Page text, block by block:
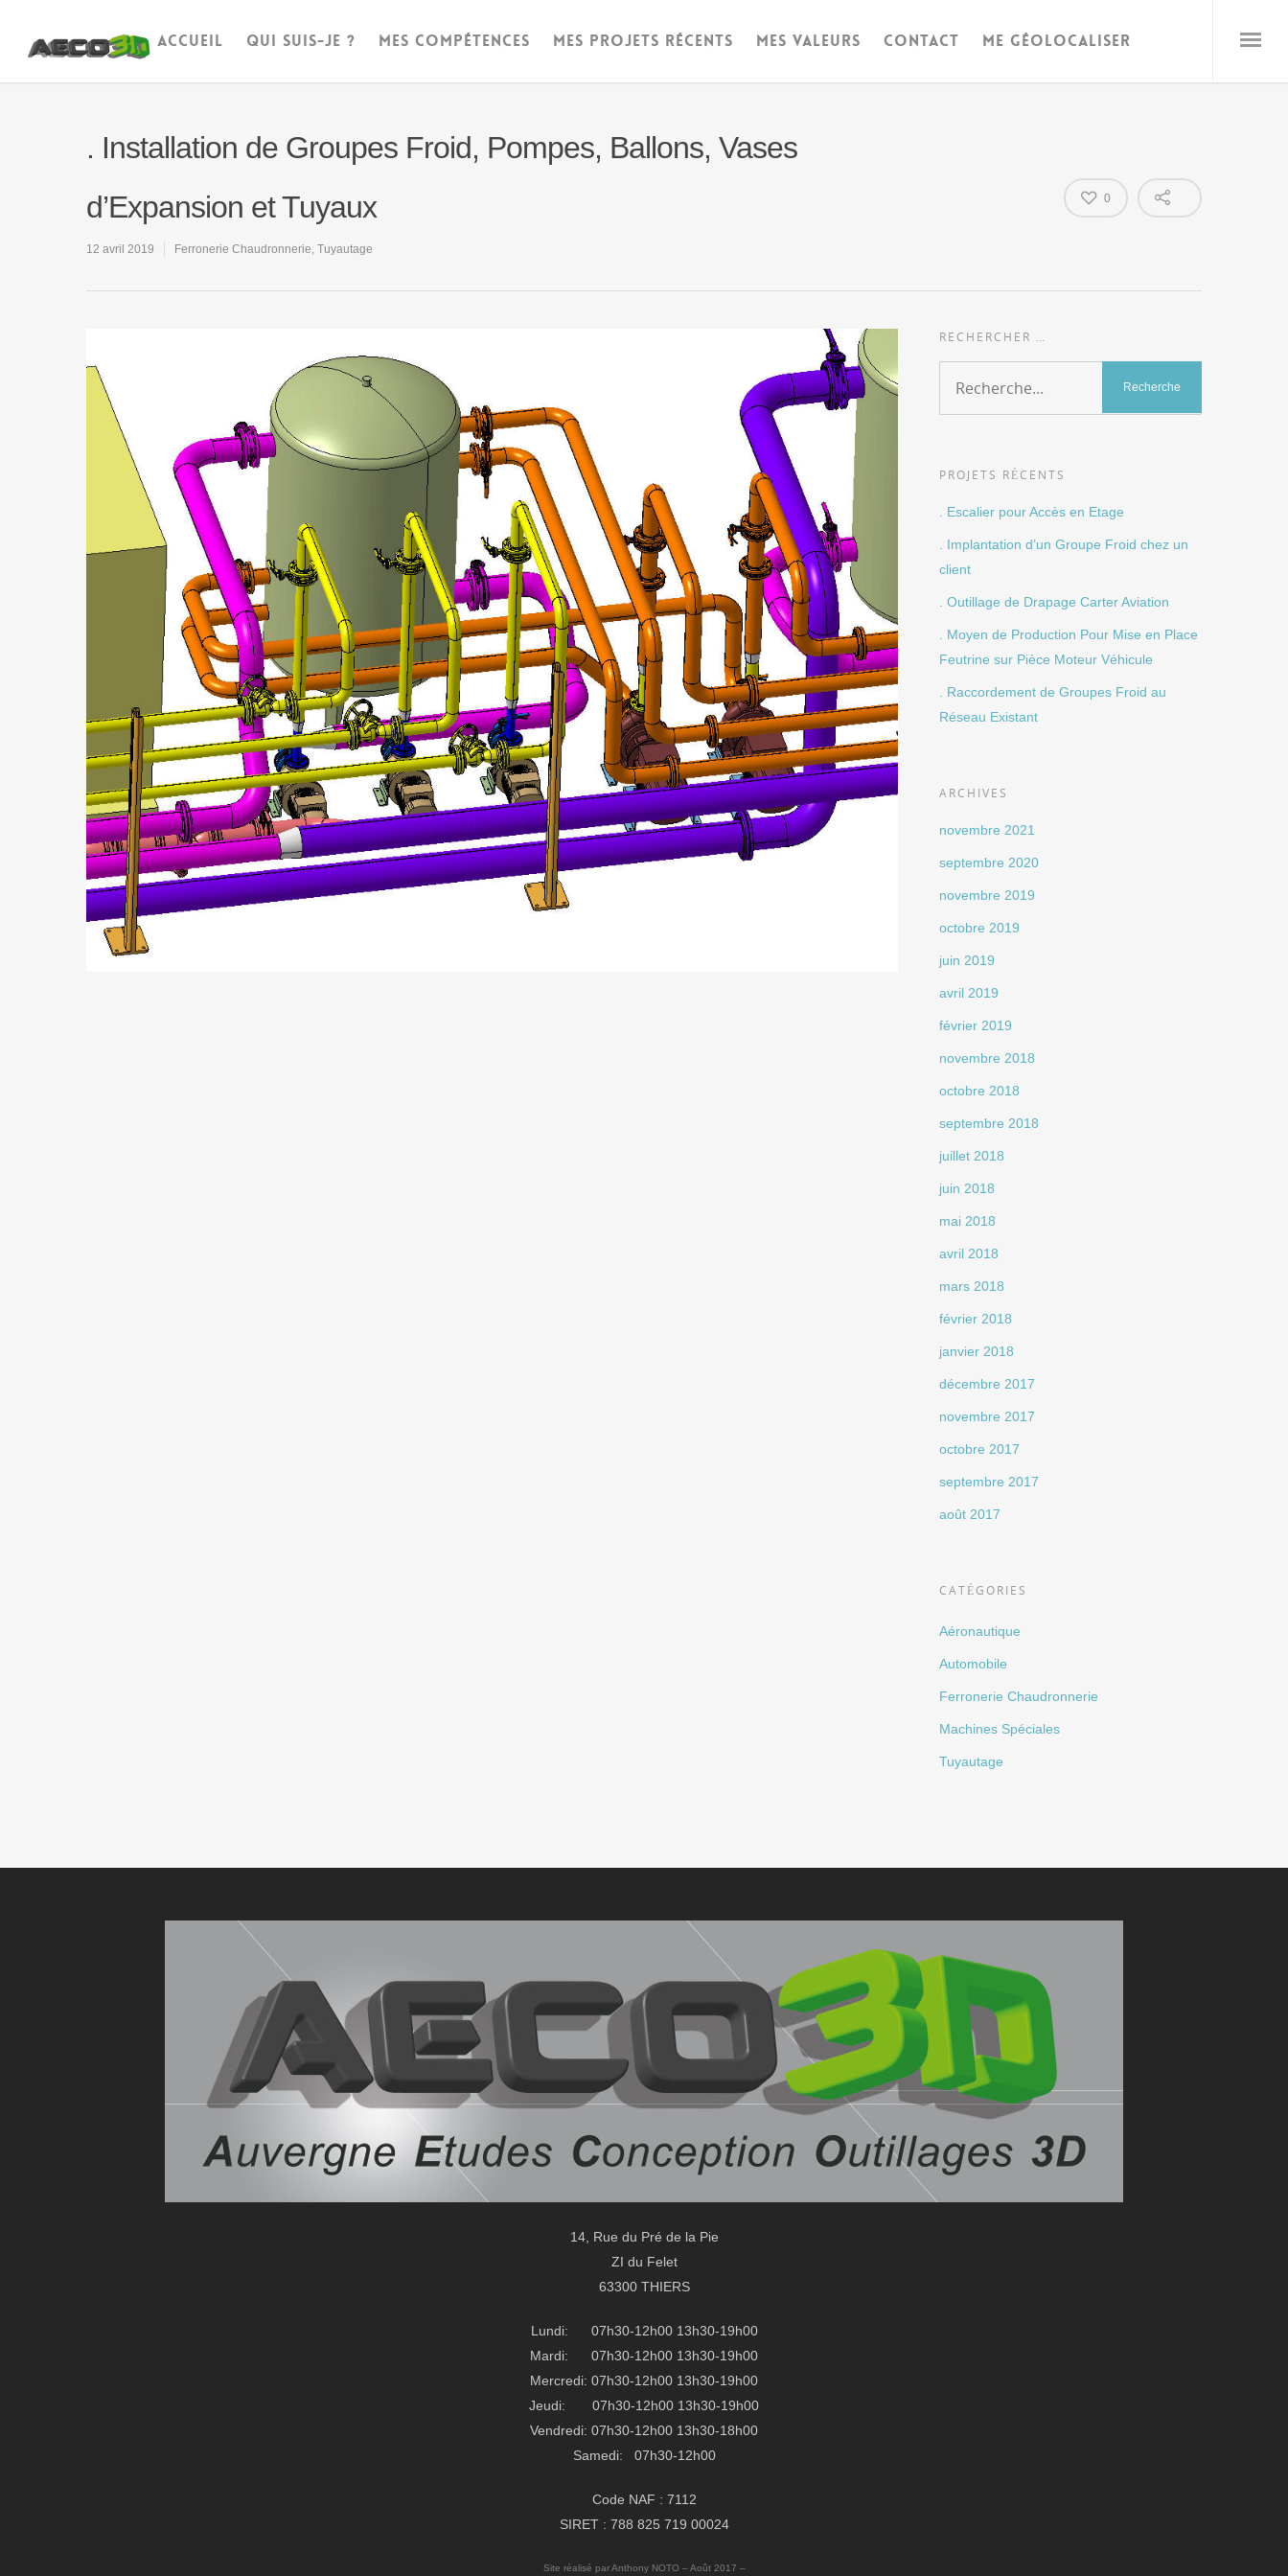
ACCUEIL QUI SUIS-JE ? MES COMPÉTENCES MES PROJETS RÉCENTS MES VALEURS CONTACT ME GÉOLOCALISER
. Installation de Groupes Froid, Pompes, Ballons, Vases
d’Expansion et Tuyaux
12 avril 2019 Ferronerie Chaudronnerie, Tuyautage
0
RECHERCHER …
PROJETS RÉCENTS
. Escalier pour Accès en Etage
. Implantation d’un Groupe Froid chez un
client
. Outillage de Drapage Carter Aviation
. Moyen de Production Pour Mise en Place
Feutrine sur Pièce Moteur Véhicule
. Raccordement de Groupes Froid au
Réseau Existant
ARCHIVES
novembre 2021
septembre 2020
novembre 2019
octobre 2019
juin 2019
avril 2019
février 2019
novembre 2018
octobre 2018
septembre 2018
juillet 2018
juin 2018
mai 2018
avril 2018
mars 2018
février 2018
janvier 2018
décembre 2017
novembre 2017
octobre 2017
septembre 2017
août 2017
CATÉGORIES
Aéronautique
Automobile
Ferronerie Chaudronnerie
Machines Spéciales
Tuyautage
14, Rue du Pré de la Pie
ZI du Felet
63300 THIERS
Lundi: 07h30-12h00 13h30-19h00
Mardi: 07h30-12h00 13h30-19h00
Mercredi: 07h30-12h00 13h30-19h00
Jeudi: 07h30-12h00 13h30-19h00
Vendredi: 07h30-12h00 13h30-18h00
Samedi: 07h30-12h00
Code NAF : 7112
SIRET : 788 825 719 00024
Site réalisé par Anthony NOTO – Août 2017 –